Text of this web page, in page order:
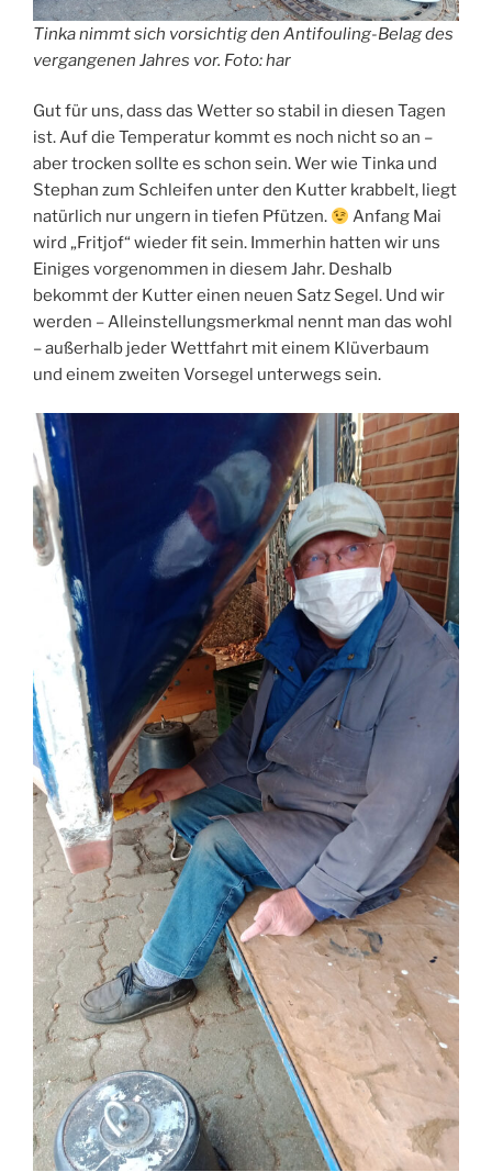
Tinka nimmt sich vorsichtig den Antifouling-Belag des
vergangenen Jahres vor. Foto: har
Gut für uns, dass das Wetter so stabil in diesen Tagen
ist. Auf die Temperatur kommt es noch nicht so an –
aber trocken sollte es schon sein. Wer wie Tinka und
Stephan zum Schleifen unter den Kutter krabbelt, liegt
natürlich nur ungern in tiefen Pfützen.
Anfang Mai
wird „Fritjof“ wieder fit sein. Immerhin hatten wir uns
Einiges vorgenommen in diesem Jahr. Deshalb
bekommt der Kutter einen neuen Satz Segel. Und wir
werden – Alleinstellungsmerkmal nennt man das wohl
– außerhalb jeder Wettfahrt mit einem Klüverbaum
und einem zweiten Vorsegel unterwegs sein.